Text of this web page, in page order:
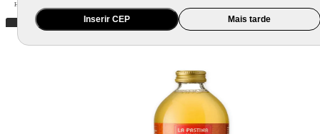
Inserir CEP Mais tarde
Home